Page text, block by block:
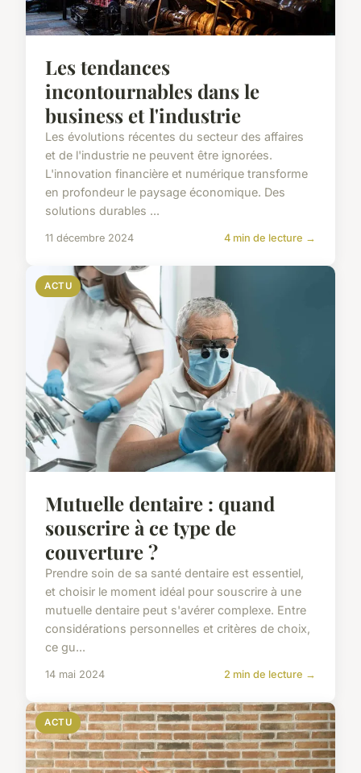
Les tendances
incontournables dans le
business et l'industrie
Les évolutions récentes du secteur des affaires
et de l'industrie ne peuvent être ignorées.
L'innovation financière et numérique transforme
en profondeur le paysage économique. Des
solutions durables ...
11 décembre 2024 4 min de lecture →
ACTU
Mutuelle dentaire : quand
souscrire à ce type de
couverture ?
Prendre soin de sa santé dentaire est essentiel,
et choisir le moment idéal pour souscrire à une
mutuelle dentaire peut s'avérer complexe. Entre
considérations personnelles et critères de choix,
ce gu...
14 mai 2024 2 min de lecture →
ACTU